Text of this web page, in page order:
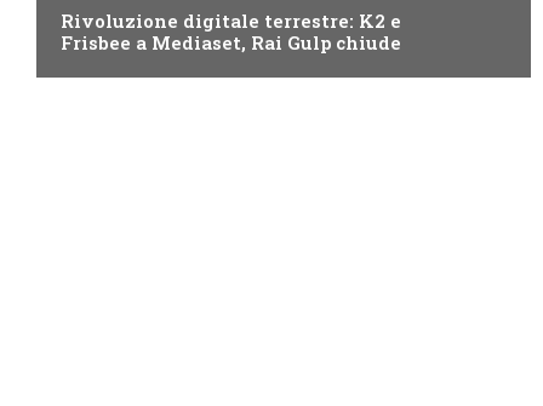
Rivoluzione digitale terrestre: K2 e
Frisbee a Mediaset, Rai Gulp chiude